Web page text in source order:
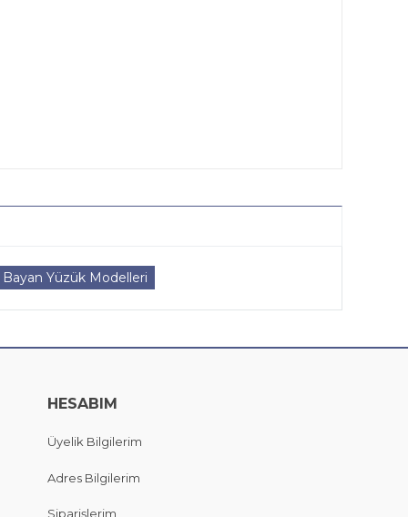
Yüzük Modelleri
HESABIM
Üyelik Bilgilerim
Adres Bilgilerim
Siparişlerim